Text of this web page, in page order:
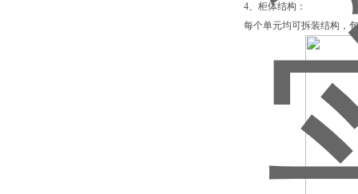
4、柜体结构：
每个单元均可拆装结构，